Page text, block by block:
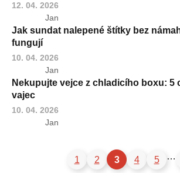
12. 04. 2026
Jan
Jak sundat nalepené štítky bez
fungují
10. 04. 2026
Jan
Nekupujte vejce z chladicího boxu: 5
vajec
10. 04. 2026
Jan
1 2 3 4 5 …